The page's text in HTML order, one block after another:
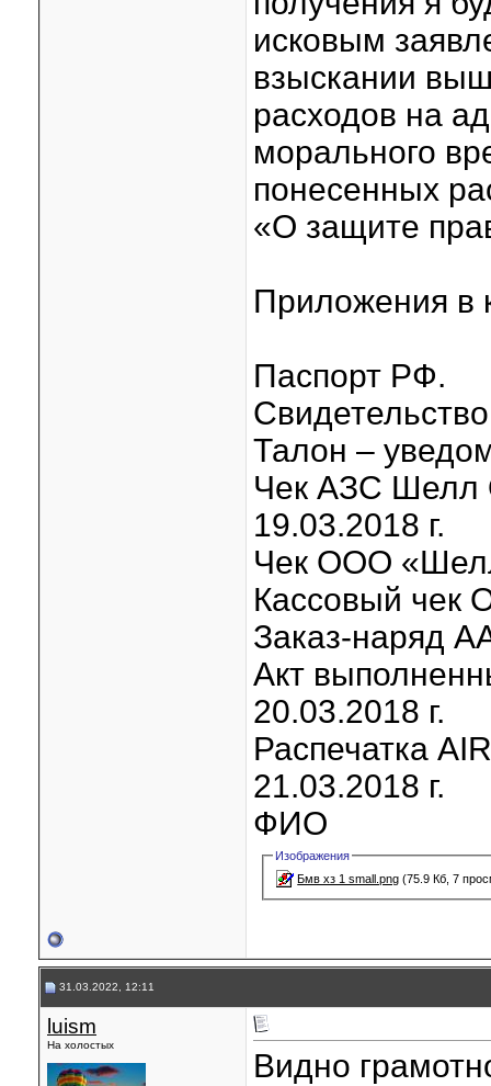
исковым
взыскании
расходов на
морального
понесенных
«О защите
Приложения в
Паспорт РФ.
Талон –
Чек АЗС
19.03.2018 г.
Чек ООО
Кассовый чек
Заказ-наряд
Акт
20.03.2018 г.
Распечатка
21.03.2018 г.
ФИО
Изображения
Бмв хз 1 small.png (75.9 Кб, 7
31.03.2022, 12:11
luism
На холостых
Видно